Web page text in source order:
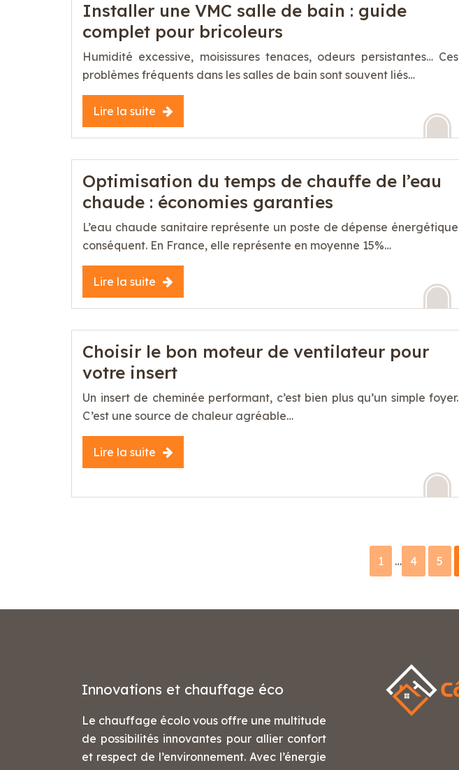
Installer une VMC salle de bain : guide
complet pour bricoleurs
Humidité excessive, moisissures tenaces, odeurs persistantes… Ces
problèmes fréquents dans les salles de bain sont souvent liés…
Lire la suite
Optimisation du temps de chauffe de l’eau
chaude : économies garanties
L’eau chaude sanitaire représente un poste de dépense énergétique
conséquent. En France, elle représente en moyenne 15%…
Lire la suite
Choisir le bon moteur de ventilateur pour
votre insert
Un insert de cheminée performant, c’est bien plus qu’un simple foyer.
C’est une source de chaleur agréable…
Lire la suite
1 … 4 5
Innovations et chauffage éco
Le chauffage écolo vous offre une multitude
de possibilités innovantes pour allier confort
et respect de l’environnement. Avec l’énergie